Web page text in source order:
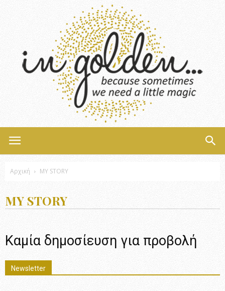
Αρχική MY STORY
MY STORY
Καμία δημοσίευση για προβολή
Newsletter